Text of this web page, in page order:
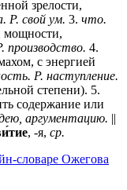
зрелости,
Р. свой ум. 3. что.
мощности,
производство. 4.
с энергией
Р. наступление.
степени). 5.
содержание или
аргументацию. ||
, -я, ср.
словаре Ожегова